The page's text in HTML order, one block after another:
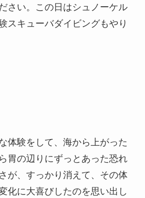
さい。この日はシュノーケル
スキューバダイビングもやり
体験をして、海から上がった
胃の辺りにずっとあった恐れ
が、すっかり消えて、その体
化に大喜びしたのを思い出し